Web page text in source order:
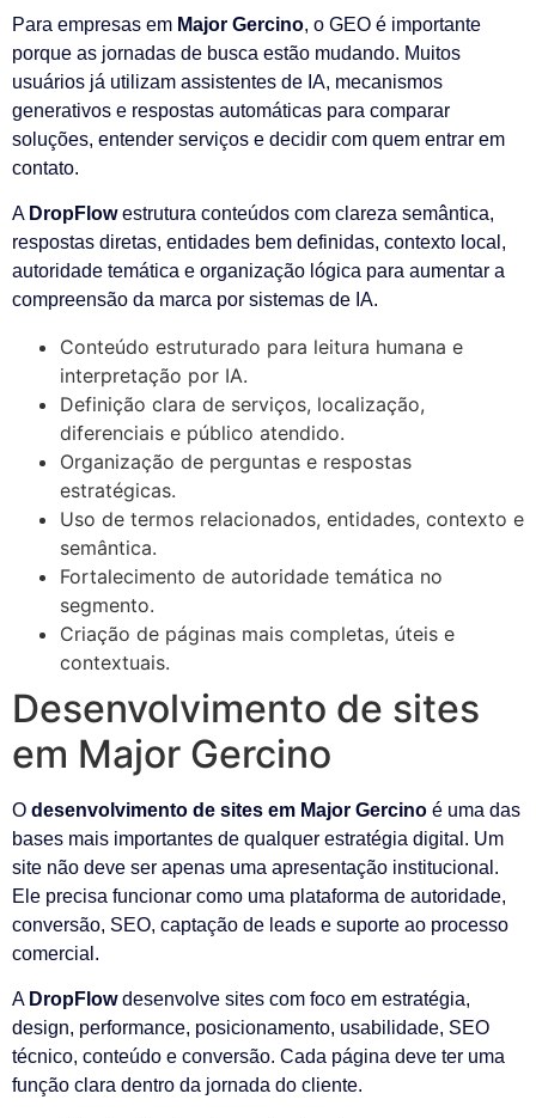
Para empresas em Major Gercino, o GEO é importante
porque as jornadas de busca estão mudando. Muitos
usuários já utilizam assistentes de IA, mecanismos
generativos e respostas automáticas para comparar
soluções, entender serviços e decidir com quem entrar em
contato.
A DropFlowestrutura conteúdos com clareza semântica,
respostas diretas, entidades bem definidas, contexto local,
autoridade temática e organização lógica para aumentar a
compreensão da marca por sistemas de IA.
Conteúdo estruturado para leitura humana e
interpretação por IA.
Definição clara de serviços, localização,
diferenciais e público atendido.
Organização de perguntas e respostas
estratégicas.
Uso de termos relacionados, entidades, contexto e
semântica.
Fortalecimento de autoridade temática no
segmento.
Criação de páginas mais completas, úteis e
contextuais.
Desenvolvimento de sites
em Major Gercino
O desenvolvimento de sites em Major Gercino é uma das
bases mais importantes de qualquer estratégia digital. Um
site não deve ser apenas uma apresentação institucional.
Ele precisa funcionar como uma plataforma de autoridade,
conversão, SEO, captação de leads e suporte ao processo
comercial.
A DropFlowdesenvolve sites com foco em estratégia,
design, performance, posicionamento, usabilidade, SEO
técnico, conteúdo e conversão. Cada página deve ter uma
função clara dentro da jornada do cliente.